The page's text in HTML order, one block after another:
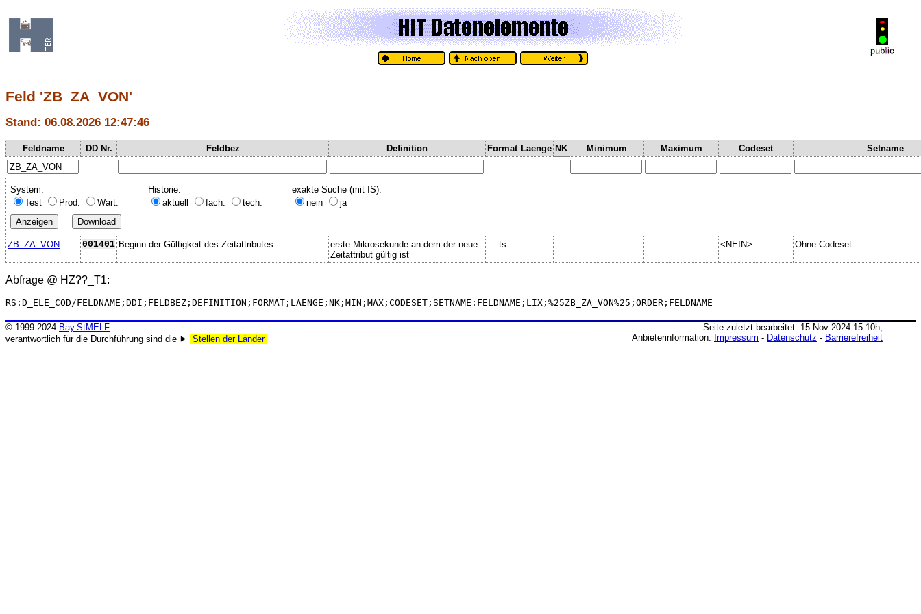
Feld 'ZB_ZA_VON'
Stand: 06.08.2026 12:47:46
Feldname DD Nr. Feldbez Definition Format Laenge NK Minimum Maximum Codeset Setname
System:
Test
Prod. Wart.
Historie:
aktuell
fach. tech.
exakte Suche (mit IS):
nein
ja
ZB_ZA_VON 001401 Beginn der Gültigkeit des Zeitattributes
erste Mikrosekunde an dem der neue
Zeitattribut gültig ist
ts <NEIN> Ohne Codeset
Abfrage @ HZ??_T1:
RS:D_ELE_COD/FELDNAME;DDI;FELDBEZ;DEFINITION;FORMAT;LAENGE;NK;MIN;MAX;CODESET;SETNAME:FELDNAME;LIX;%25ZB_ZA_VON%25;ORDER;FELDNAME
Seite zuletzt bearbeitet: 15-Nov-2024 15:10h,
Anbieterinformation: Impressum - Datenschutz - Barrierefreiheit
© 1999-2024 Bay.StMELF
verantwortlich für die Durchführung sind die ⯈
Stellen der Länder